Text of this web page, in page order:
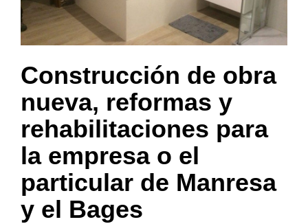
Construcción de obra
nueva, reformas y
rehabilitaciones para
la empresa o el
particular de Manresa
y el Bages